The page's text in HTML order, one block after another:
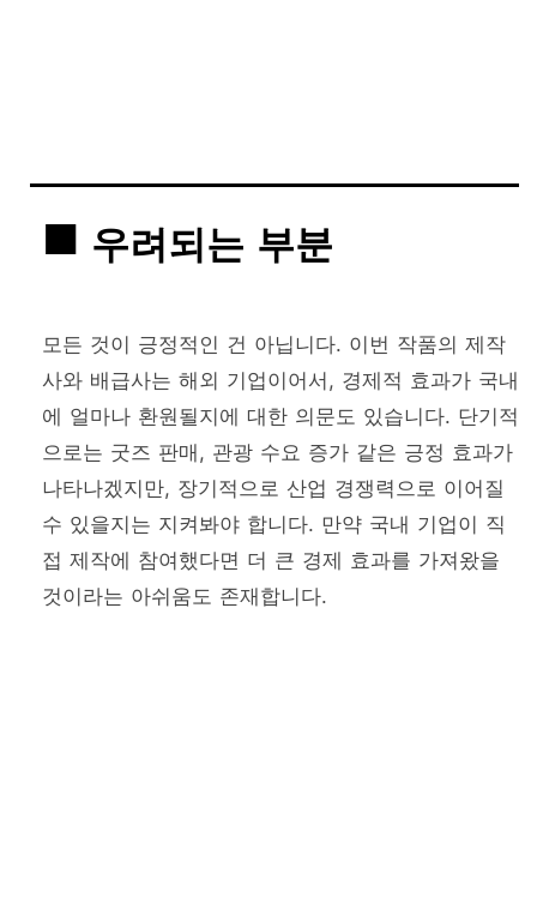
우려되는 부분
모든 것이 긍정적인 건 아닙니다. 이번 작품의 제작
사와 배급사는 해외 기업이어서, 경제적 효과가 국내
에 얼마나 환원될지에 대한 의문도 있습니다. 단기적
으로는 굿즈 판매, 관광 수요 증가 같은 긍정 효과가
나타나겠지만, 장기적으로 산업 경쟁력으로 이어질
수 있을지는 지켜봐야 합니다. 만약 국내 기업이 직
접 제작에 참여했다면 더 큰 경제 효과를 가져왔을
것이라는 아쉬움도 존재합니다.